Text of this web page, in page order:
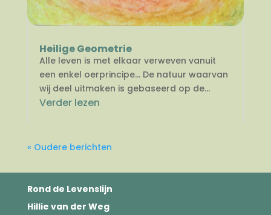
Heilige Geometrie
Alle leven is met elkaar verweven vanuit
een enkel oerprincipe… De natuur waarvan
wij deel uitmaken is gebaseerd op de...
Verder lezen
« Oudere berichten
Rond de Levenslijn
Hillie van der Weg